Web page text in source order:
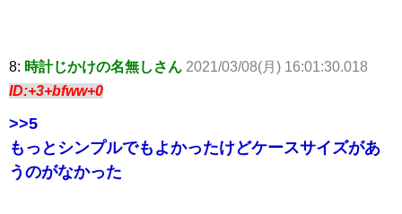
8: 時計じかけの名無しさん 2021/03/08(月) 16:01:30.018
ID:+3+bfww+0
>>5
もっとシンプルでもよかったけどケースサイズがあ
うのがなかった